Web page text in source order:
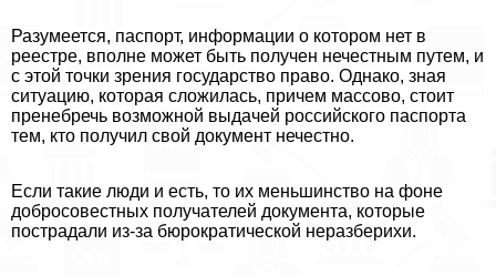
Разумеется, паспорт, информации о котором нет в
реестре, вполне может быть получен нечестным путем, и
с этой точки зрения государство право. Однако, зная
ситуацию, которая сложилась, причем массово, стоит
пренебречь возможной выдачей российского паспорта
тем, кто получил свой документ нечестно.
Если такие люди и есть, то их меньшинство на фоне
добросовестных получателей документа, которые
пострадали из-за бюрократической неразберихи.